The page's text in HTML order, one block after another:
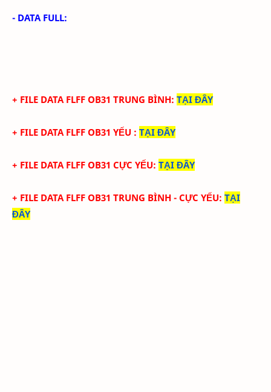
- DATA FULL:
+ FILE DATA FLFF OB31 TRUNG BÌNH: TẠI ĐÂY
+ FILE DATA FLFF OB31 YẾU : TẠI ĐÂY
+ FILE DATA FLFF OB31 CỰC YẾU: TẠI ĐÂY
+ FILE DATA FLFF OB31 TRUNG BÌNH - CỰC YẾU: TẠI
ĐÂY